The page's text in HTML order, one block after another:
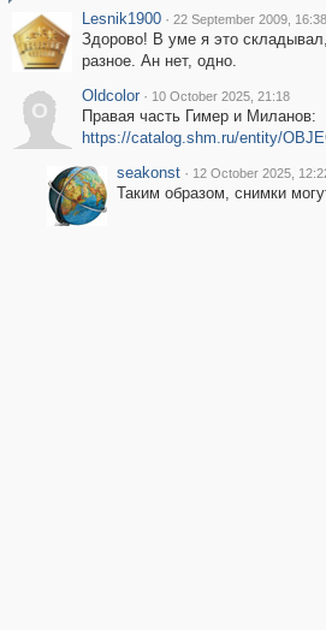
Lesnik1900 · 22 September 2009, 16:38
Здорово! В уме я это
разное. Ан нет, одно.
O
Oldcolor · 10 October 2025, 21:18
Правая часть Гимер и Миланов:
https://catalog.shm.ru/entity/
seakonst · 12 October 2025,
Таким образом, снимки